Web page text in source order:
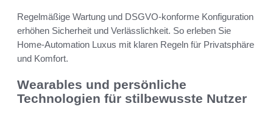
Regelmäßige Wartung und DSGVO-konforme Konfiguration
erhöhen Sicherheit und Verlässlichkeit. So erleben Sie
Home-Automation Luxus mit klaren Regeln für Privatsphäre
und Komfort.
Wearables und persönliche
Technologien für stilbewusste Nutzer